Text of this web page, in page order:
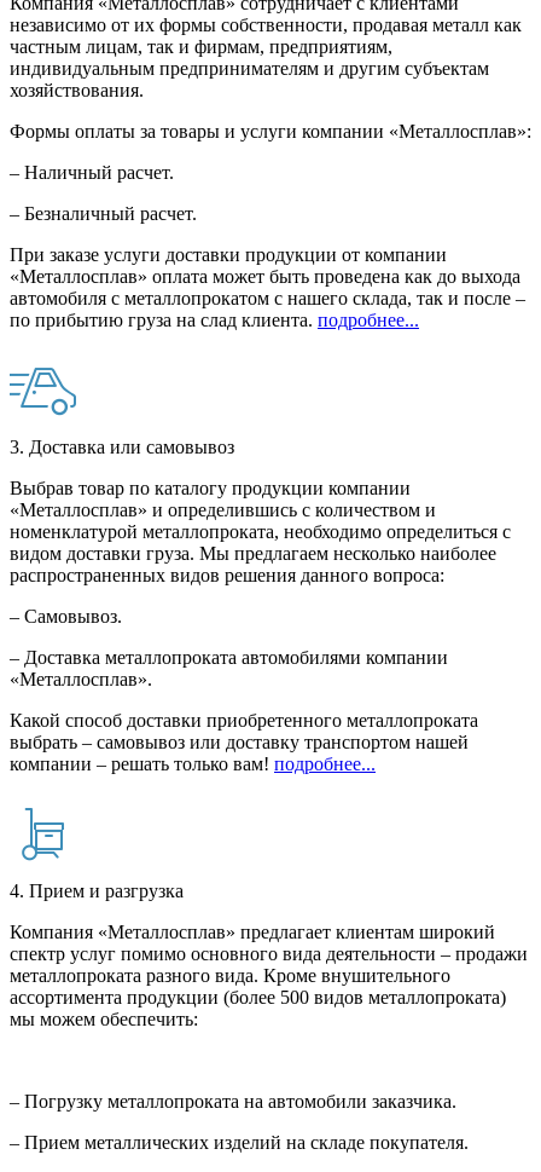
независимо от их формы собственности, продавая металл как
частным лицам, так и фирмам, предприятиям,
индивидуальным предпринимателям и другим субъектам
хозяйствования.
Формы оплаты за товары и услуги компании «Металлосплав»:
– Наличный расчет.
– Безналичный расчет.
При заказе услуги доставки продукции от компании
«Металлосплав» оплата может быть проведена как до выхода
автомобиля с металлопрокатом с нашего склада, так и после –
по прибытию груза на слад клиента. подробнее...
3. Доставка или самовывоз
Выбрав товар по каталогу продукции компании
«Металлосплав» и определившись с количеством и
номенклатурой металлопроката, необходимо определиться с
видом доставки груза. Мы предлагаем несколько наиболее
распространенных видов решения данного вопроса:
– Самовывоз.
– Доставка металлопроката автомобилями компании
«Металлосплав».
Какой способ доставки приобретенного металлопроката
выбрать – самовывоз или доставку транспортом нашей
компании – решать только вам! подробнее...
4. Прием и разгрузка
Компания «Металлосплав» предлагает клиентам широкий
спектр услуг помимо основного вида деятельности – продажи
металлопроката разного вида. Кроме внушительного
ассортимента продукции (более 500 видов металлопроката)
мы можем обеспечить:
– Погрузку металлопроката на автомобили заказчика.
– Прием металлических изделий на складе покупателя.